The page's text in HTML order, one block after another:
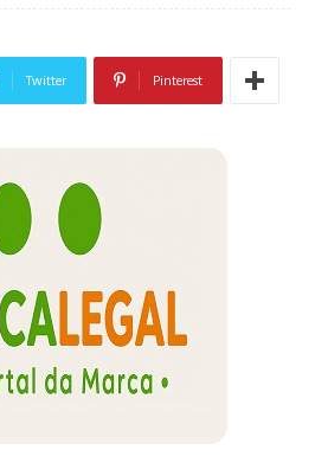
Twitter Pinterest